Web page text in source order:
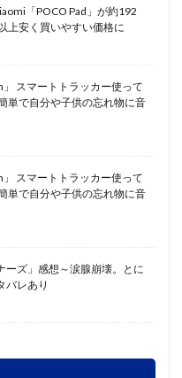
「POCO Pad」が約192
上安く買いやすい価格に
スマートトラッカー使って
単で自分や子供の忘れ物に音
スマートトラッカー使って
単で自分や子供の忘れ物に音
ーズ」感想～涙腺崩壊。とに
バレあり